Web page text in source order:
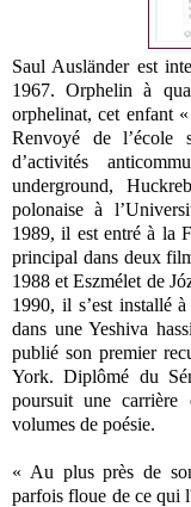
Saul Ausländer est
1967. Orphelin à
orphelinat, cet enfant «
Renvoyé de l’école
d’activités
underground,
polonaise à
1989, il est entré à la
principal dans deux
1988 et Eszmélet de
1990, il s’est installé
dans une Yeshiva
publié son premier
York. Diplômé du
poursuit une carrière
volumes de poésie.
« Au plus près de
parfois floue de ce qui